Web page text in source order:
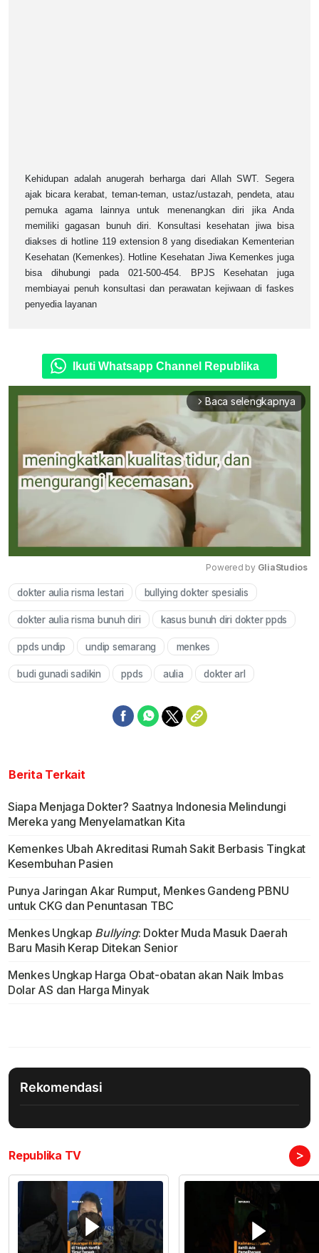
Kehidupan adalah anugerah berharga dari Allah SWT. Segera
ajak bicara kerabat, teman-teman, ustaz/ustazah, pendeta, atau
pemuka agama lainnya untuk menenangkan diri jika Anda
memiliki gagasan bunuh diri. Konsultasi kesehatan jiwa bisa
diakses di hotline 119 extension 8 yang disediakan Kementerian
Kesehatan (Kemenkes). Hotline Kesehatan Jiwa Kemenkes juga
bisa dihubungi pada 021-500-454. BPJS Kesehatan juga
membiayai penuh konsultasi dan perawatan kejiwaan di faskes
penyedia layanan
Ikuti Whatsapp Channel Republika
arrow_forward_ios Baca selengkapnya
Powered by GliaStudios
dokter aulia risma lestari bullying dokter spesialis
dokter aulia risma bunuh diri kasus bunuh diri dokter ppds
ppds undip undip semarang menkes
budi gunadi sadikin ppds aulia dokter arl
Berita Terkait
Siapa Menjaga Dokter? Saatnya Indonesia Melindungi
Mereka yang Menyelamatkan Kita
Kemenkes Ubah Akreditasi Rumah Sakit Berbasis Tingkat
Kesembuhan Pasien
Punya Jaringan Akar Rumput, Menkes Gandeng PBNU
untuk CKG dan Penuntasan TBC
Menkes Ungkap Bullying: Dokter Muda Masuk Daerah
Baru Masih Kerap Ditekan Senior
Menkes Ungkap Harga Obat-obatan akan Naik Imbas
Dolar AS dan Harga Minyak
Rekomendasi
Republika TV >